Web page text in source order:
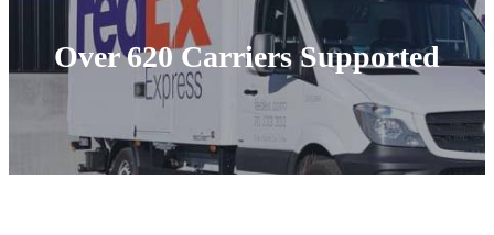
Over 620 Carriers Supported